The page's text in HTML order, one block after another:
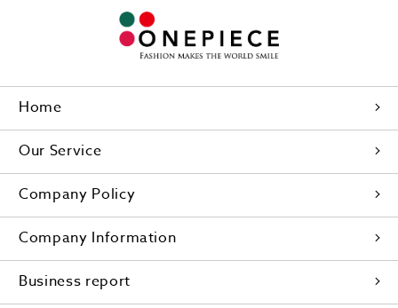
Home
Our Service
Company Policy
Company Information
Business report